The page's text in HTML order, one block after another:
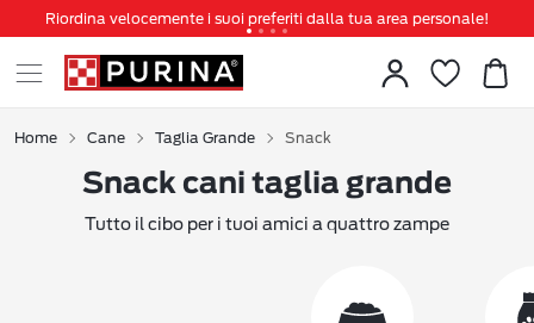
Riordina velocemente i suoi preferiti dalla tua area personale!
Tanti sconti e novità ti aspettano, non perderteli!
Spedizione gratuita a partire da 49 €
Home Cane Taglia Grande Snack
Snack cani taglia grande
Tutto il cibo per i tuoi amici a quattro zampe